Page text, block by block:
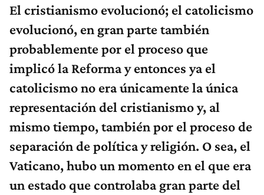
El cristianismo evolucionó; el catolicismo
evolucionó, en gran parte también
probablemente por el proceso que
implicó la Reforma y entonces ya el
catolicismo no era únicamente la única
representación del cristianismo y, al
mismo tiempo, también por el proceso de
separación de política y religión. O sea, el
Vaticano, hubo un momento en el que era
un estado que controlaba gran parte del